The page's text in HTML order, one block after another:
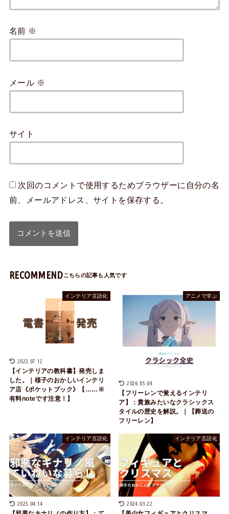
名前 ※
メール ※
サイト
次回のコメントで使用するためブラウザーに自分の名
前、メールアドレス、サイトを保存する。
RECOMMEND
インテリア言語化
2022.07.12
【インテリアの教科書】発売しま
した。｜様子のおかしいインテリ
ア店《ポケットブック》【……※
有料noteです注意！】
アニメで学ぶ
2026.05.04
【フリーレンで覚えるインテリ
ア】：貴族みたいなクラシックス
タイルの歴史を解説。｜【葬送の
フリーレン】
インテリア言語化
2025.04.14
インテリア言語化
2024.03.22